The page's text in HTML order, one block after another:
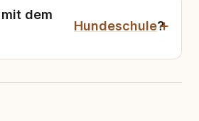
dem
Hundeschule?